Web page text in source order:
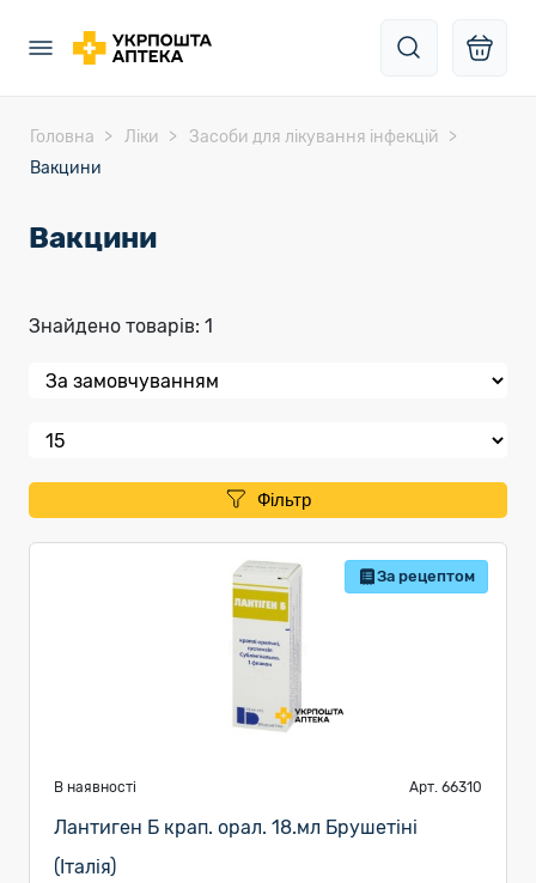
Головна Ліки
Засоби для лікування інфекцій
Вакцини
Вакцини
Знайдено товарів: 1
Фільтр
За рецептом
В наявності Арт. 66310
Лантиген Б крап. орал. 18.мл Брушетіні
(Італія)